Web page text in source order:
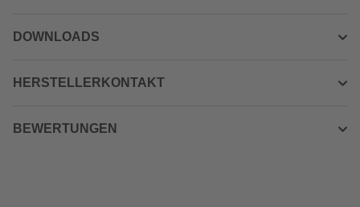
DOWNLOADS
HERSTELLERKONTAKT
BEWERTUNGEN